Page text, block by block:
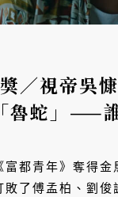
／視帝吳
魯蛇」——
富都青年》奪得金
敗了傅孟柏、劉